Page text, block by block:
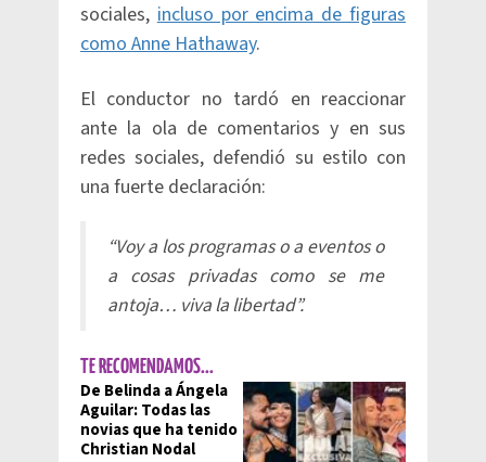
sociales,incluso por encima de figuras
como Anne Hathaway.
El conductor no tardó en reaccionar
ante la ola de comentarios y en sus
redes sociales, defendió su estilo con
una fuerte declaración:
“Voy a los programas o a eventos o
a cosas privadas como se me
antoja… viva la libertad”.
TE RECOMENDAMOS...
De Belinda a Ángela
Aguilar: Todas las
novias que ha tenido
Christian Nodal